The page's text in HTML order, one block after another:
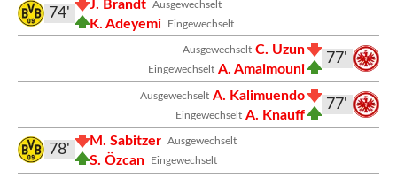
Ausgewechselt
J. Brandt
Eingewechselt
K. Adeyemi
74'
77'
Ausgewechselt C. Uzun
Eingewechselt A. Amaimouni
77'
Ausgewechselt A. Kalimuendo
Eingewechselt A. Knauff
Ausgewechselt
M. Sabitzer
Eingewechselt
S. Özcan
78'